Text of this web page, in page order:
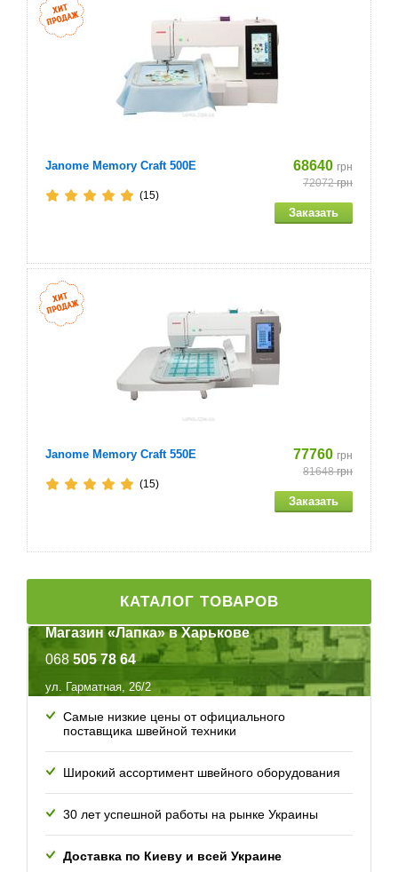
Лапка для вшивания молнии
Сетка для катушки
Отвёртка - большая и малая
Лапка для вышивания монограмм
Лапка для выметывания петель
Двойная игла
Лапка для стежки со свободной подачей материала
Шагающая лапка
Колпачок для катушки - малый, средний, большой
Комплект пялец - большие и очень большие
Челнок
Портновский мелок
Дискообразная отвертка
Стабилизирующий материал
Janome Memory Craft 500E 68640 грн
72072грн
(15)
Janome Memory Craft 550E 77760 грн
81648грн
(15)
КАТАЛОГ ТОВАРОВ
Магазин «Лапка» в Харькове
068 505 78 64
ул. Гарматная, 26/2
Самые низкие цены от официального
поставщика швейной техники
Широкий ассортимент швейного оборудования
30 лет успешной работы на рынке Украины
Доставка по Киеву и всей Украине